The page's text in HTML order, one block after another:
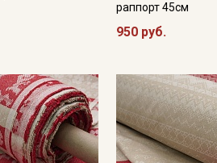
раппорт 45см
950 руб.